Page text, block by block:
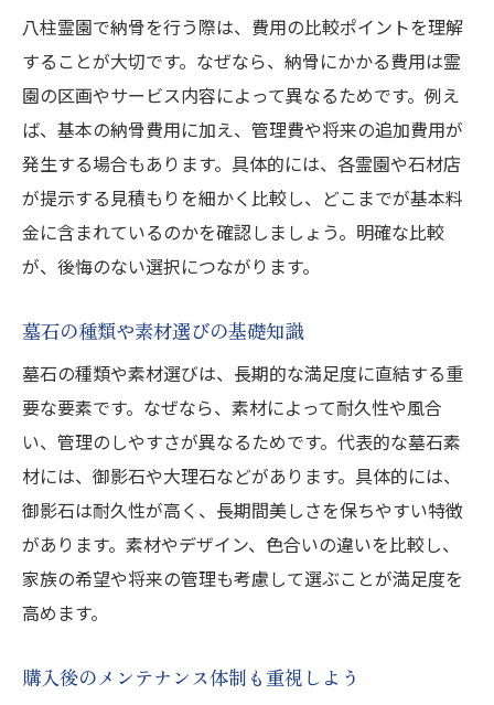
八柱霊園で納骨を行う際は、費用の比較ポイントを理解
することが大切です。なぜなら、納骨にかかる費用は霊
園の区画やサービス内容によって異なるためです。例え
ば、基本の納骨費用に加え、管理費や将来の追加費用が
発生する場合もあります。具体的には、各霊園や石材店
が提示する見積もりを細かく比較し、どこまでが基本料
金に含まれているのかを確認しましょう。明確な比較
が、後悔のない選択につながります。
墓石の種類や素材選びの基礎知識
墓石の種類や素材選びは、長期的な満足度に直結する重
要な要素です。なぜなら、素材によって耐久性や風合
い、管理のしやすさが異なるためです。代表的な墓石素
材には、御影石や大理石などがあります。具体的には、
御影石は耐久性が高く、長期間美しさを保ちやすい特徴
があります。素材やデザイン、色合いの違いを比較し、
家族の希望や将来の管理も考慮して選ぶことが満足度を
高めます。
購入後のメンテナンス体制も重視しよう